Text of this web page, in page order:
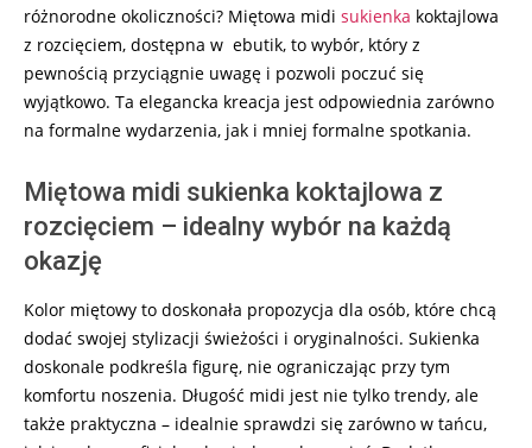
różnorodne okoliczności? Miętowa midi sukienka koktajlowa
z rozcięciem, dostępna w ebutik, to wybór, który z
pewnością przyciągnie uwagę i pozwoli poczuć się
wyjątkowo. Ta elegancka kreacja jest odpowiednia zarówno
na formalne wydarzenia, jak i mniej formalne spotkania.
Miętowa midi sukienka koktajlowa z
rozcięciem – idealny wybór na każdą
okazję
Kolor miętowy to doskonała propozycja dla osób, które chcą
dodać swojej stylizacji świeżości i oryginalności. Sukienka
doskonale podkreśla figurę, nie ograniczając przy tym
komfortu noszenia. Długość midi jest nie tylko trendy, ale
także praktyczna – idealnie sprawdzi się zarówno w tańcu,